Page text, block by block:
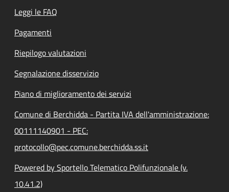
Leggi le FAQ
Pagamenti
Riepilogo valutazioni
Segnalazione disservizio
Piano di miglioramento dei servizi
Comune di Berchidda - Partita IVA dell'amministrazione:
00111140901 - PEC:
protocollo@pec.comune.berchidda.ss.it
Powered by Sportello Telematico Polifunzionale (v.
10.41.2)